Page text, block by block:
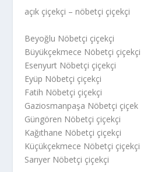
açık çiçekçi – nöbetçi çiçekçi
Beyoğlu Nöbetçi çiçekçi
Büyükçekmece Nöbetçi çiçekçi
Esenyurt Nöbetçi çiçekçi
Eyüp Nöbetçi çiçekçi
Fatih Nöbetçi çiçekçi
Gaziosmanpaşa Nöbetçi çiçek
Güngören Nöbetçi çiçekçi
Kağıthane Nöbetçi çiçekçi
Küçükçekmece Nöbetçi çiçekçi
Sarıyer Nöbetçi çiçekçi